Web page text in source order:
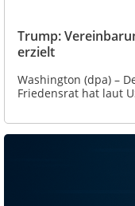
Trump:
erzielt
Washington (dpa) –
Friedensrat hat laut